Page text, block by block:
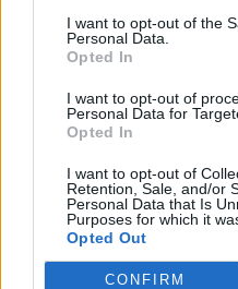
I want to opt-out of the
Personal Data.
Opted In
I want to opt-out of
Personal Data for
Opted In
I want to opt-out of
Retention, Sale, and/or
Personal Data that Is
Purposes for which it
Opted Out
CONFIRM
B A C
O
A T E O P
É
Diz-se do calor insuportável:
E R A C H A
Iniciais do presidente dos